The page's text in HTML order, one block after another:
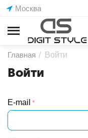
Москва
Главная / Войти
Войти
E-mail